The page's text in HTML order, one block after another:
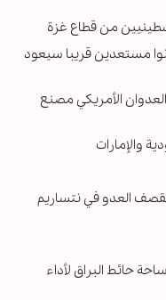
مستعدين قريبا سيعود
الأمريكي مصنع
والإمارات
العدو في نتساريم
حائط البراق لأداء